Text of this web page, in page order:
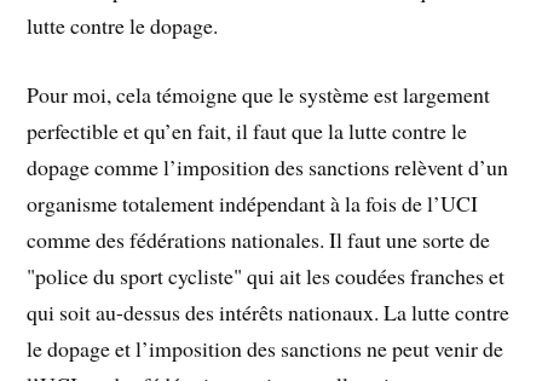
lutte contre le dopage.
Pour moi, cela témoigne que le système est largement
perfectible et qu’en fait, il faut que la lutte contre le
dopage comme l’imposition des sanctions relèvent d’un
organisme totalement indépendant à la fois de l’UCI
comme des fédérations nationales. Il faut une sorte de
"police du sport cycliste" qui ait les coudées franches et
qui soit au-dessus des intérêts nationaux. La lutte contre
le dopage et l’imposition des sanctions ne peut venir de